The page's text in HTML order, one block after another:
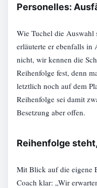
Personelles:
Wie Tuchel die Auswahl
erläuterte er ebenfalls in
nicht, wir kennen die
Reihenfolge fest, denn
letztlich noch auf dem
Reihenfolge sei damit
Besetzung aber offen.
Reihenfolge
Mit Blick auf die eigene
Coach klar: „Wir